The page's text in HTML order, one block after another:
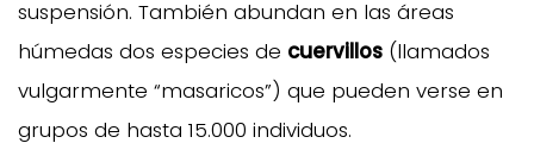
suspensión. También abundan en las áreas
húmedas dos especies de cuervillos (llamados
vulgarmente “masaricos”) que pueden verse en
grupos de hasta 15.000 individuos.